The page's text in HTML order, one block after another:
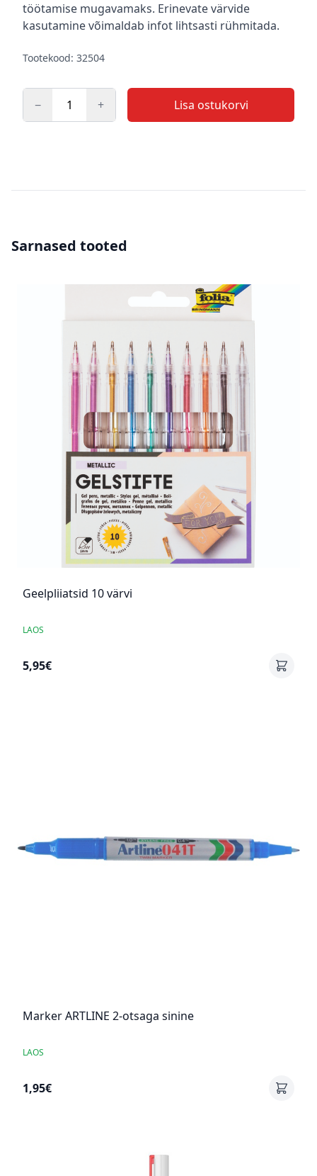
töötamise mugavamaks. Erinevate värvide
kasutamine võimaldab infot lihtsasti rühmitada.
Tootekood: 32504
− + Lisa ostukorvi
Sarnased tooted
Geelpliiatsid 10 värvi
LAOS
5,95€
Marker ARTLINE 2-otsaga sinine
LAOS
1,95€